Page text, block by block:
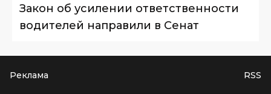
Закон об усилении ответственности
водителей направили в Сенат
Реклама RSS